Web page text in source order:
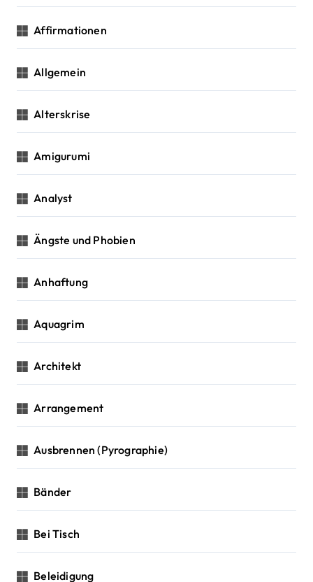
t
i
o
Affirmationen
Allgemein
Alterskrise
Amigurumi
Analyst
Ängste und Phobien
Anhaftung
Aquagrim
Architekt
Arrangement
Ausbrennen (Pyrographie)
Bänder
Bei Tisch
Beleidigung